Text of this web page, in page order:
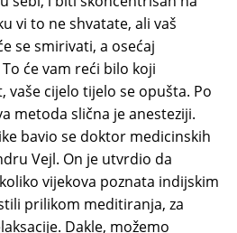
vi to ne shvatate, ali vaš
se smirivati, a osećaj
će vam reći bilo koji
vaše cijelo tijelo se opušta. Po
metoda slična je anesteziji.
bavio se doktor medicinskih
Vejl. On je utvrdio da
vijekova poznata indijskim
prilikom meditiranja, za
Dakle, možemo